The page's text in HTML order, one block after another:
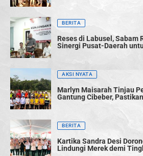
BERITA
Reses di Labusel, Sabam
Sinergi Pusat-Daerah
AKSI NYATA
Marlyn Maisarah Tinjau
Gantung Cibeber,
BERITA
Kartika Sandra Desi
Lindungi Merek demi